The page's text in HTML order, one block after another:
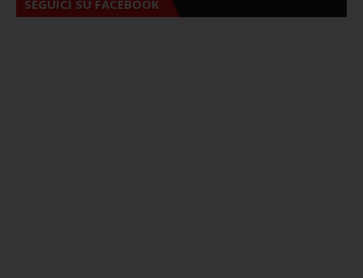
SEGUICI SU FACEBOOK